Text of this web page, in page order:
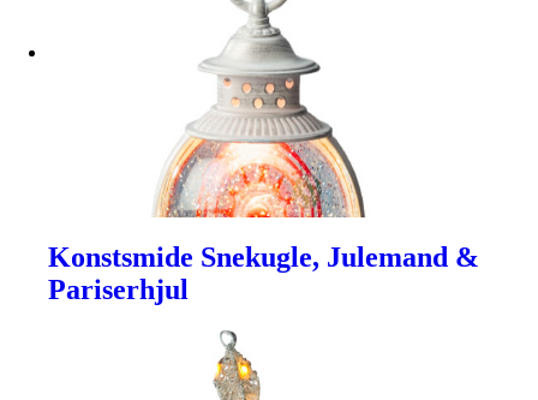
Konstsmide Snekugle, Julemand &
Pariserhjul